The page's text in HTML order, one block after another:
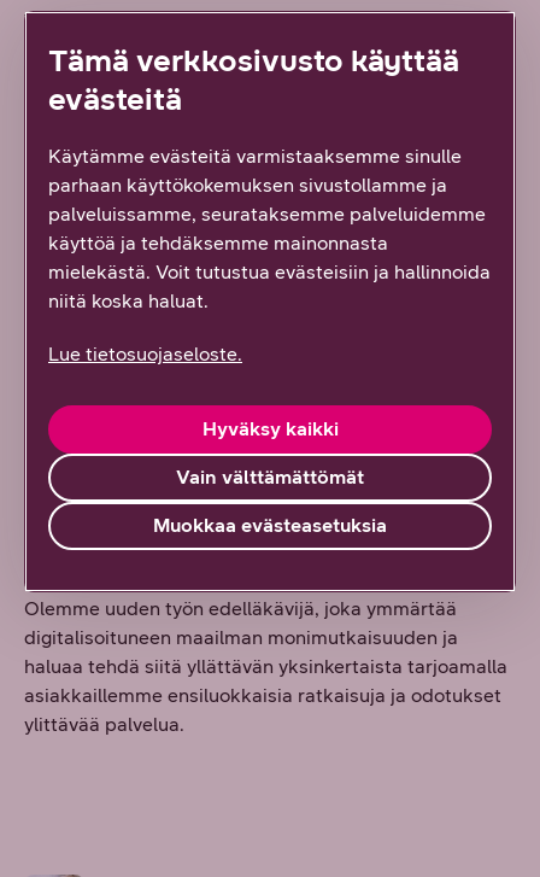
tiedonsiirron tarpeisiin, kannattaa siirtyä nopeampaan
yhteyteen hyvissä ajoin.
suuremmalle tiedonsiirtokapasiteetille olisi tarvetta?
Lue lisää aallonpituus-siirtoyhteydestä.
Avainsanat:
Olemme uuden työn edelläkävijä, joka ymmärtää
digitalisoituneen maailman monimutkaisuuden ja
haluaa tehdä siitä yllättävän yksinkertaista tarjoamalla
asiakkaillemme ensiluokkaisia ratkaisuja ja odotukset
ylittävää palvelua.
Tämä verkkosivusto käyttää
evästeitä
Käytämme evästeitä varmistaaksemme sinulle
parhaan käyttökokemuksen sivustollamme ja
palveluissamme, seurataksemme palveluidemme
käyttöä ja tehdäksemme mainonnasta
mielekästä. Voit tutustua evästeisiin ja hallinnoida
niitä koska haluat.
Lue tietosuojaseloste.
Vain välttämättömät
Hyväksy kaikki
Muokkaa evästeasetuksia